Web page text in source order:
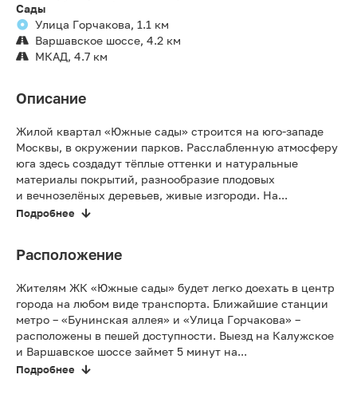
Сады
Улица Горчакова, 1.1 км
Варшавское шоссе, 4.2 км
МКАД, 4.7 км
Описание
Жилой квартал «Южные сады» строится на юго-западе
Москвы, в окружении парков. Расслабленную атмосферу
юга здесь создадут тёплые оттенки и натуральные
материалы покрытий, разнообразие плодовых
и вечнозелёных деревьев, живые изгороди. На...
Подробнее
Расположение
Жителям ЖК «Южные сады» будет легко доехать в центр
города на любом виде транспорта. Ближайшие станции
метро – «Бунинская аллея» и «Улица Горчакова» –
расположены в пешей доступности. Выезд на Калужское
и Варшавское шоссе займет 5 минут на...
Подробнее